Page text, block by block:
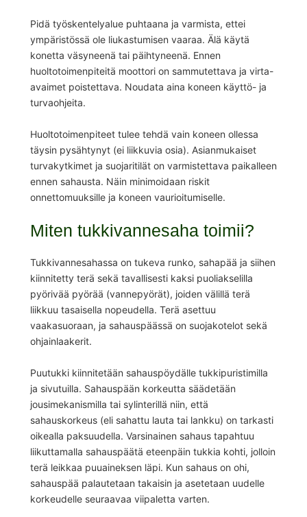
Pidä työskentelyalue puhtaana ja varmista, ettei
ympäristössä ole liukastumisen vaaraa. Älä käytä
konetta väsyneenä tai päihtyneenä. Ennen
huoltotoimenpiteitä moottori on sammutettava ja virta-
avaimet poistettava. Noudata aina koneen käyttö- ja
turvaohjeita.
Huoltotoimenpiteet tulee tehdä vain koneen ollessa
täysin pysähtynyt (ei liikkuvia osia). Asianmukaiset
turvakytkimet ja suojaritilät on varmistettava paikalleen
ennen sahausta. Näin minimoidaan riskit
onnettomuuksille ja koneen vaurioitumiselle.
Miten tukkivannesaha toimii?
Tukkivannesahassa on tukeva runko, sahapää ja siihen
kiinnitetty terä sekä tavallisesti kaksi puoliakselilla
pyörivää pyörää (vannepyörät), joiden välillä terä
liikkuu tasaisella nopeudella. Terä asettuu
vaakasuoraan, ja sahauspäässä on suojakotelot sekä
ohjainlaakerit.
Puutukki kiinnitetään sahauspöydälle tukkipuristimilla
ja sivutuilla. Sahauspään korkeutta säädetään
jousimekanismilla tai sylinterillä niin, että
sahauskorkeus (eli sahattu lauta tai lankku) on tarkasti
oikealla paksuudella. Varsinainen sahaus tapahtuu
liikuttamalla sahauspäätä eteenpäin tukkia kohti, jolloin
terä leikkaa puuaineksen läpi. Kun sahaus on ohi,
sahauspää palautetaan takaisin ja asetetaan uudelle
korkeudelle seuraavaa viipaletta varten.